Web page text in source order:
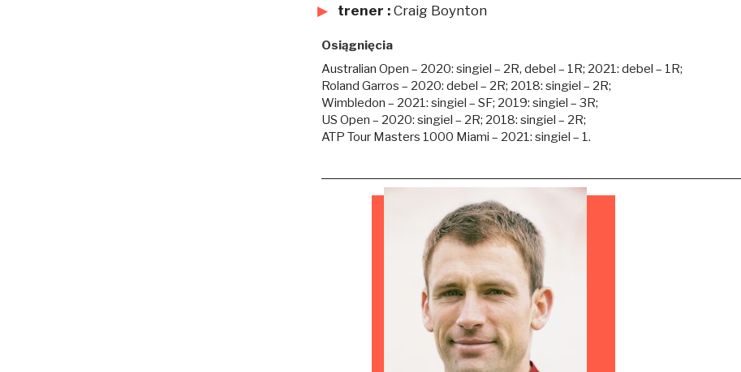
trener : Craig Boynton
Osiągnięcia
Australian Open – 2020: singiel – 2R, debel – 1R; 2021: debel – 1R;
Roland Garros – 2020: debel – 2R; 2018: singiel – 2R;
Wimbledon – 2021: singiel – SF; 2019: singiel – 3R;
US Open – 2020: singiel – 2R; 2018: singiel – 2R;
ATP Tour Masters 1000 Miami – 2021: singiel – 1.